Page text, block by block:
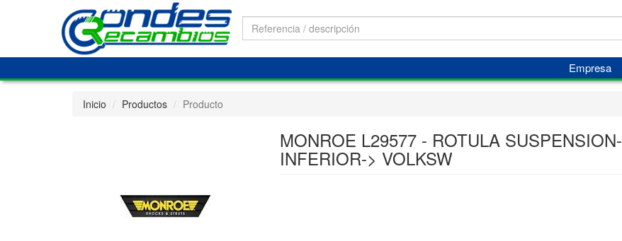
Empresa
Inicio Productos Producto
MONROE L29577 - ROTULA SUSPENSION-
INFERIOR-> VOLKSW